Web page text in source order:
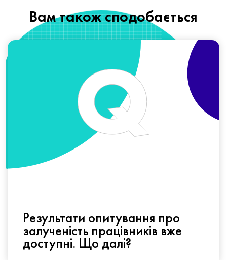
Вам також сподобається
Результати опитування про
залученість працівників вже
доступні. Що далі?